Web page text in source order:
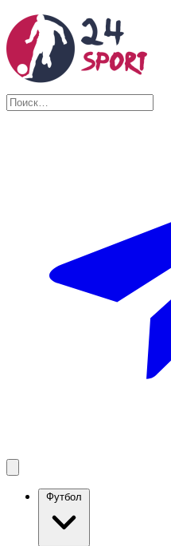
Футбол